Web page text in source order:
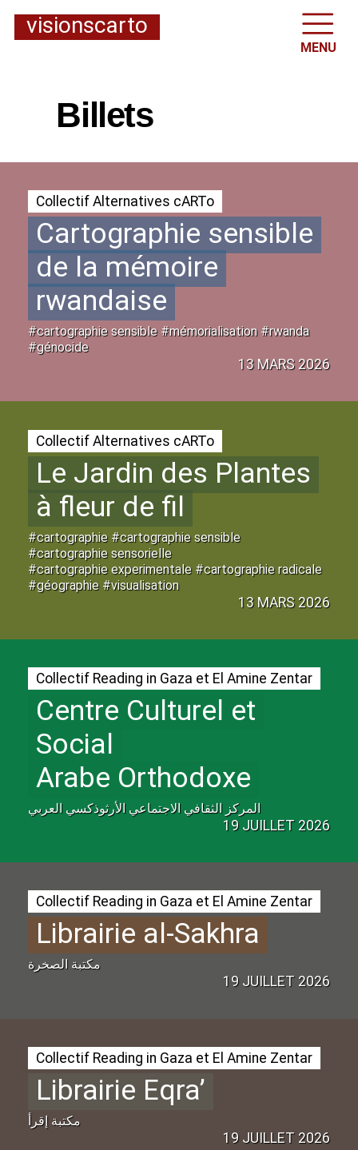
visionscarto
MENU
Billets
Collectif Alternatives cARTo
Cartographie sensible
de la mémoire
rwandaise
#cartographie sensible #mémorialisation #rwanda
#génocide
13 MARS 2026
Collectif Alternatives cARTo
Le Jardin des Plantes
à fleur de fil
#cartographie #cartographie sensible
#cartographie sensorielle
#cartographie experimentale #cartographie radicale
#géographie #visualisation
13 MARS 2026
Collectif Reading in Gaza et El Amine Zentar
Centre Culturel et
Social
Arabe Orthodoxe
المركز الثقافي الاجتماعي الأرثوذكسي العربي
19 JUILLET 2026
Collectif Reading in Gaza et El Amine Zentar
Librairie al-Sakhra
مكتبة الصخرة
19 JUILLET 2026
Collectif Reading in Gaza et El Amine Zentar
Librairie Eqra’
مكتبة إقرأ
19 JUILLET 2026